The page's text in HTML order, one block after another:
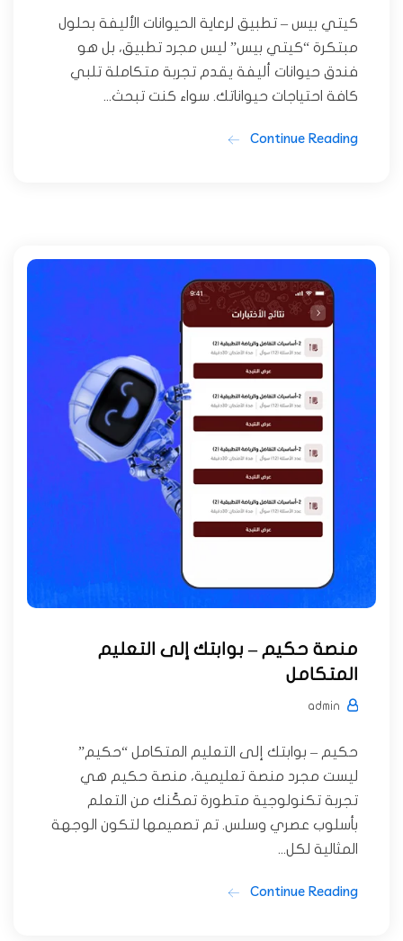
كيتي بيس – تطبيق لرعاية الحيوانات الأليفة بحلول
مبتكرة “كيتي بيس” ليس مجرد تطبيق، بل هو
فندق حيوانات أليفة يقدم تجربة متكاملة تلبي
كافة احتياجات حيواناتك. سواء كنت تبحث...
Continue Reading
منصة حكيم – بوابتك إلى التعليم
المتكامل
حكيم – بوابتك إلى التعليم المتكامل “حكيم”
ليست مجرد منصة تعليمية، منصة حكيم هي
تجربة تكنولوجية متطورة تمكّنك من التعلم
بأسلوب عصري وسلس. تم تصميمها لتكون الوجهة
المثالية لكل...
Continue Reading